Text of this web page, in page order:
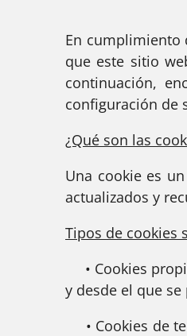
En cumplimiento
que este sitio
continuación,
configuración de
¿Qué son las
Una cookie es
actualizados y
Tipos de cookies
• Cookies
y desde el que
• Cookies de